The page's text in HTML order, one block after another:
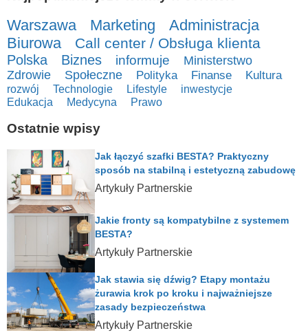
Warszawa Marketing
Administracja
Biurowa
Call center / Obsługa klienta
Polska Biznes informuje Ministerstwo
Zdrowie Społeczne Polityka Finanse Kultura
rozwój Technologie Lifestyle
inwestycje
Edukacja
Medycyna Prawo
Ostatnie wpisy
Artykuły Partnerskie
Jak łączyć szafki BESTA? Praktyczny
sposób na stabilną i estetyczną zabudowę
Artykuły Partnerskie
Jakie fronty są kompatybilne z systemem
BESTA?
Artykuły Partnerskie
Jak stawia się dźwig? Etapy montażu
żurawia krok po kroku i najważniejsze
zasady bezpieczeństwa